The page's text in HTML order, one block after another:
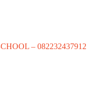
– 082232437912